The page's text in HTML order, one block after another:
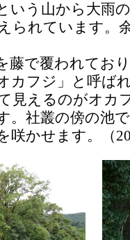
いう山から大雨
られています。
藤で覆われてお
カフジ」と呼ば
見えるのがオカ
。社叢の傍の池
咲かせます。（